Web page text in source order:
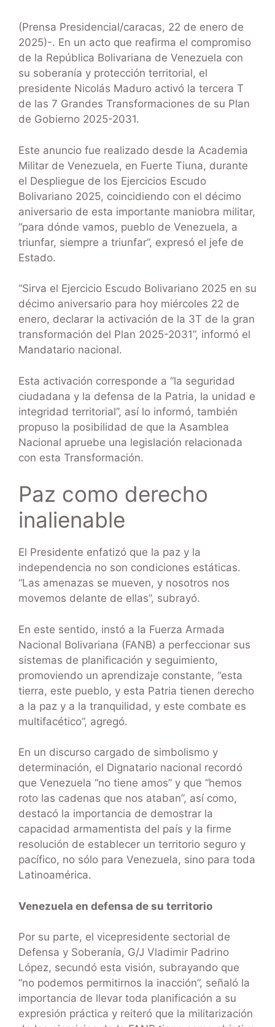
(Prensa Presidencial/caracas, 22 de enero de
2025)-. En un acto que reafirma el compromiso
de la República Bolivariana de Venezuela con
su soberanía y protección territorial, el
presidente Nicolás Maduro activó la tercera T
de las 7 Grandes Transformaciones de su Plan
de Gobierno 2025-2031.
Este anuncio fue realizado desde la Academia
Militar de Venezuela, en Fuerte Tiuna, durante
el Despliegue de los Ejercicios Escudo
Bolivariano 2025, coincidiendo con el décimo
aniversario de esta importante maniobra militar,
“para dónde vamos, pueblo de Venezuela, a
triunfar, siempre a triunfar”, expresó el jefe de
Estado.
“Sirva el Ejercicio Escudo Bolivariano 2025 en su
décimo aniversario para hoy miércoles 22 de
enero, declarar la activación de la 3T de la gran
transformación del Plan 2025-2031”, informó el
Mandatario nacional.
Esta activación corresponde a “la seguridad
ciudadana y la defensa de la Patria, la unidad e
integridad territorial”, así lo informó, también
propuso la posibilidad de que la Asamblea
Nacional apruebe una legislación relacionada
con esta Transformación.
Paz como derecho
inalienable
El Presidente enfatizó que la paz y la
independencia no son condiciones estáticas.
“Las amenazas se mueven, y nosotros nos
movemos delante de ellas”, subrayó.
En este sentido, instó a la Fuerza Armada
Nacional Bolivariana (FANB) a perfeccionar sus
sistemas de planificación y seguimiento,
promoviendo un aprendizaje constante, “esta
tierra, este pueblo, y esta Patria tienen derecho
a la paz y a la tranquilidad, y este combate es
multifacético”, agregó.
En un discurso cargado de simbolismo y
determinación, el Dignatario nacional recordó
que Venezuela “no tiene amos” y que “hemos
roto las cadenas que nos ataban”, así como,
destacó la importancia de demostrar la
capacidad armamentista del país y la firme
resolución de establecer un territorio seguro y
pacífico, no sólo para Venezuela, sino para toda
Latinoamérica.
Venezuela en defensa de su territorio
Por su parte, el vicepresidente sectorial de
Defensa y Soberanía, G/J Vladimir Padrino
López, secundó esta visión, subrayando que
“no podemos permitirnos la inacción”, señaló la
importancia de llevar toda planificación a su
expresión práctica y reiteró que la militarización